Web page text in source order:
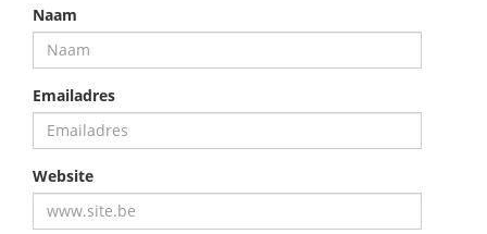
Naam
Emailadres
Website